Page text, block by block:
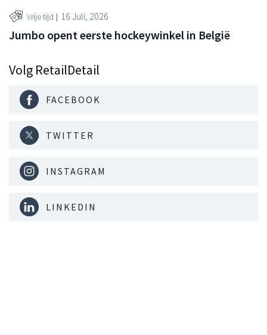
Vrije tijd 16 Juli, 2026
Jumbo opent eerste hockeywinkel in België
Volg RetailDetail
FACEBOOK
TWITTER
INSTAGRAM
LINKEDIN